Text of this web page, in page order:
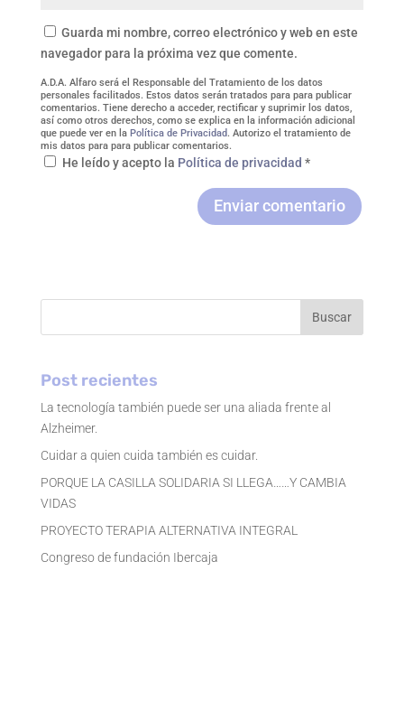
Guarda mi nombre, correo electrónico y web en este
navegador para la próxima vez que comente.
A.D.A. Alfaro será el Responsable del Tratamiento de los datos
personales facilitados. Estos datos serán tratados para para publicar
comentarios. Tiene derecho a acceder, rectificar y suprimir los datos,
así como otros derechos, como se explica en la información adicional
que puede ver en la Política de Privacidad. Autorizo el tratamiento de
mis datos para para publicar comentarios.
He leído y acepto la Política de privacidad *
Enviar comentario
Buscar
Post recientes
La tecnología también puede ser una aliada frente al
Alzheimer.
Cuidar a quien cuida también es cuidar.
PORQUE LA CASILLA SOLIDARIA SI LLEGA……Y CAMBIA
VIDAS
PROYECTO TERAPIA ALTERNATIVA INTEGRAL
Congreso de fundación Ibercaja